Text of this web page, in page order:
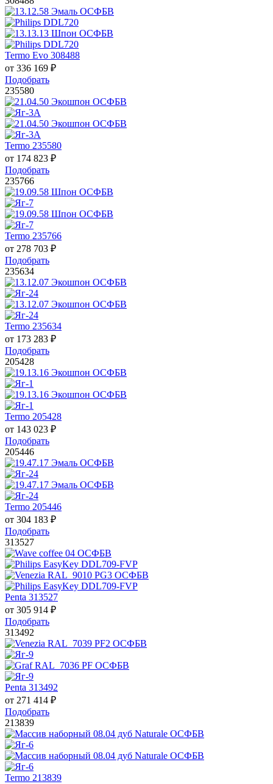
Termo Evo 308488
от 336 169 ₽
Подобрать
235580
Termo 235580
от 174 823 ₽
Подобрать
235766
Termo 235766
от 278 703 ₽
Подобрать
235634
Termo 235634
от 173 283 ₽
Подобрать
205428
Termo 205428
от 143 023 ₽
Подобрать
205446
Termo 205446
от 304 183 ₽
Подобрать
313527
Penta 313527
от 305 914 ₽
Подобрать
313492
Penta 313492
от 271 414 ₽
Подобрать
213839
Termo 213839